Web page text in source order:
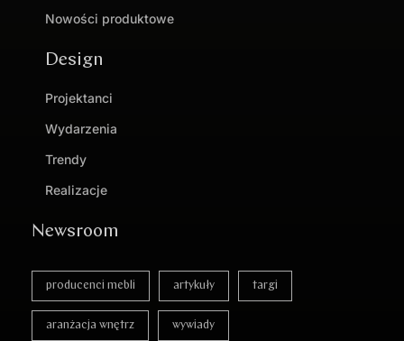
Nowości produktowe
Design
Projektanci
Wydarzenia
Trendy
Realizacje
Newsroom
producenci mebli artykuły targi
aranżacja wnętrz wywiady